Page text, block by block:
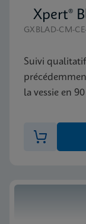
Xpert®
GXBLAD-CM-
Suivi
la vessie en